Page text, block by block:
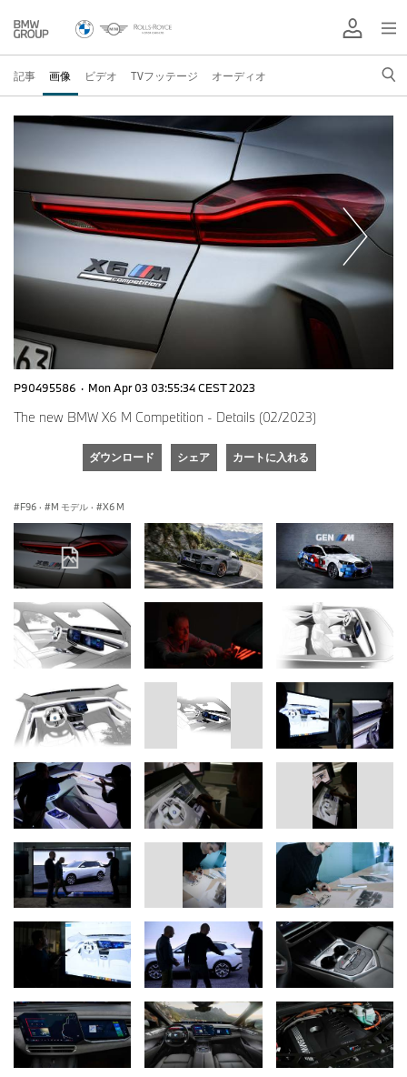
記事 画像 ビデオ TVフッテージ オーディオ
P90495586 · Mon Apr 03 03:55:34 CEST 2023
The new BMW X6 M Competition - Details (02/2023)
ダウンロード シェア カートに入れる
F96 · M モデル · X6 M